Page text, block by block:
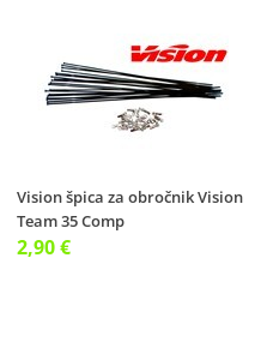
Vision špica za obročnik Vision
Team 35 Comp
2,90 €